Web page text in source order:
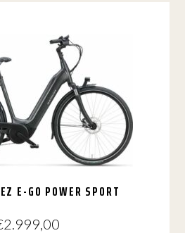
meerdere
variaties.
optie
kan
gekozen
worden
op
de
productpagina
E-GO POWER SPORT
2.999,00